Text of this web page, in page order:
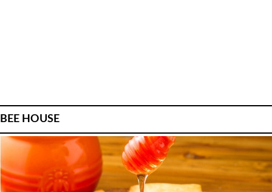
BEE HOUSE